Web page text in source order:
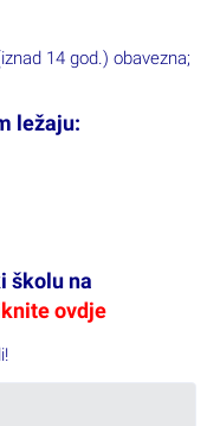
14 god.) obavezna;
ležaju:
školu na
ovdje